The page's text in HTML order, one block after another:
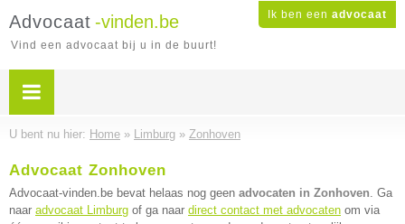
Ik ben een advocaat
Advocaat -vinden.be
Vind een advocaat bij u in de buurt!
U bent nu hier: Home » Limburg » Zonhoven
Advocaat Zonhoven
Advocaat-vinden.be bevat helaas nog geen advocaten in Zonhoven. Ga
naar advocaat Limburg of ga naar direct contact met advocaten om via